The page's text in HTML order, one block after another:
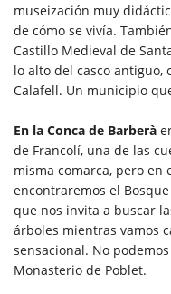
museización muy
de cómo se vivía.
Castillo Medieval de
lo alto del casco antiguo,
Calafell. Un municipio
En la Conca de Barberà
de Francolí, una de las
misma comarca, pero en
encontraremos el
que nos invita a buscar
árboles mientras vamos
sensacional. No
Monasterio de Poblet.